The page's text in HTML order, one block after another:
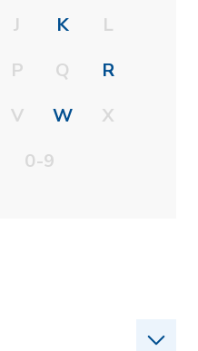
J K
L
P Q
R
V W
X
0-9